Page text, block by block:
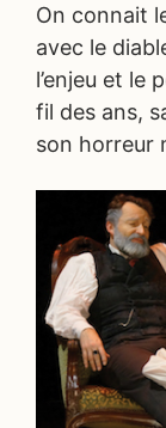
On connait
avec le
l’enjeu et le
fil des ans,
son horreur